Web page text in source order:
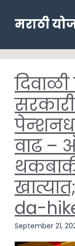
contentमराठी
वाढ –
da-
September 21,